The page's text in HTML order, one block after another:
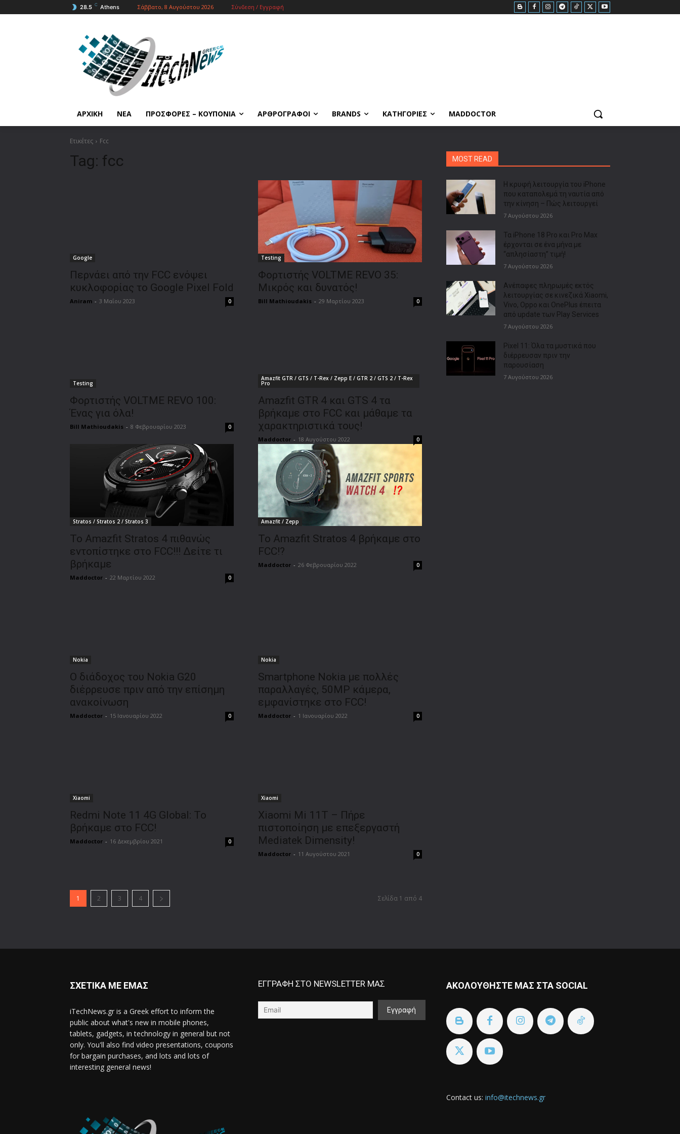
28.5 C Athens Σάββατο, 8 Αυγούστου 2026 Σύνδεση / Εγγραφή
ΑΡΧΙΚΗ ΝΕΑ ΠΡΟΣΦΟΡΕΣ – ΚΟΥΠΟΝΙΑ ΑΡΘΡΟΓΡΑΦΟΙ BRANDS ΚΑΤΗΓΟΡΙΕΣ MADDOCTOR
Ετικέτες Fcc
Tag: fcc
Google
Περνάει από την FCC ενόψει
κυκλοφορίας το Google Pixel Fold
Aniram - 3 Μαΐου 2023 0
Testing
Φορτιστής VOLTME REVO 35:
Μικρός και δυνατός!
Bill Mathioudakis - 29 Μαρτίου 2023 0
Testing
Φορτιστής VOLTME REVO 100:
Ένας για όλα!
Bill Mathioudakis - 8 Φεβρουαρίου 2023 0
Amazfit GTR / GTS / T-Rex / Zepp E / GTR 2 / GTS 2 / T-Rex
Pro
Amazfit GTR 4 και GTS 4 τα
βρήκαμε στο FCC και μάθαμε τα
χαρακτηριστικά τους!
Maddoctor - 18 Αυγούστου 2022 0
Stratos / Stratos 2 / Stratos 3
Το Amazfit Stratos 4 πιθανώς
εντοπίστηκε στο FCC!!! Δείτε τι
βρήκαμε
Maddoctor - 22 Μαρτίου 2022 0
Amazfit / Zepp
Το Amazfit Stratos 4 βρήκαμε στο
FCC!?
Maddoctor - 26 Φεβρουαρίου 2022 0
Nokia
Ο διάδοχος του Nokia G20
διέρρευσε πριν από την επίσημη
ανακοίνωση
Maddoctor - 15 Ιανουαρίου 2022 0
Nokia
Smartphone Nokia με πολλές
παραλλαγές, 50MP κάμερα,
εμφανίστηκε στο FCC!
Maddoctor - 1 Ιανουαρίου 2022 0
Xiaomi
Redmi Note 11 4G Global: Το
βρήκαμε στο FCC!
Maddoctor - 16 Δεκεμβρίου 2021 0
Xiaomi
Xiaomi Mi 11T – Πήρε
πιστοποίηση με επεξεργαστή
Mediatek Dimensity!
Maddoctor - 11 Αυγούστου 2021 0
1 2 3 4 Σελίδα 1 από 4
MOST READ
Η κρυφή λειτουργία του iPhone
που καταπολεμά τη ναυτία από
την κίνηση – Πώς λειτουργεί
7 Αυγούστου 2026
Τα iPhone 18 Pro και Pro Max
έρχονται σε ένα μήνα με
“απλησίαστη” τιμή!
7 Αυγούστου 2026
Ανέπαφες πληρωμές εκτός
λειτουργίας σε κινεζικά Xiaomi,
Vivo, Oppo και OnePlus έπειτα
από update των Play Services
7 Αυγούστου 2026
Pixel 11: Όλα τα μυστικά που
διέρρευσαν πριν την
παρουσίαση
7 Αυγούστου 2026
ΣΧΕΤΙΚΑ ΜΕ ΕΜΑΣ
iTechNews.gr is a Greek effort to inform the
public about what's new in mobile phones,
tablets, gadgets, in technology in general but not
only. You'll also find video presentations, coupons
for bargain purchases, and lots and lots of
interesting general news!
ΕΓΓΡΑΦΗ ΣΤΟ NEWSLETTER ΜΑΣ ΑΚΟΛΟΥΘΗΣΤΕ ΜΑΣ ΣΤΑ SOCIAL
Contact us: info@itechnews.gr